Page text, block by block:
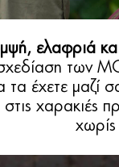
ελαφριά
των
τα έχετε
χαρακιές